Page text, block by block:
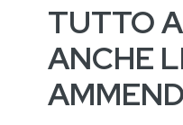
TUTTO
ANCHE